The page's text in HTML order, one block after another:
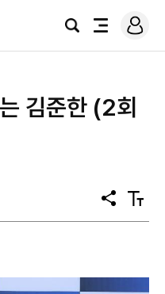
검
전
로
그
김준한 (2회
공
유
텍
스